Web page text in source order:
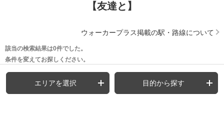
【友達と】
ウォーカープラス掲載の駅・路線について
該当の検索結果は0件でした。
条件を変えてお探しください。
エリアを選択 目的から探す